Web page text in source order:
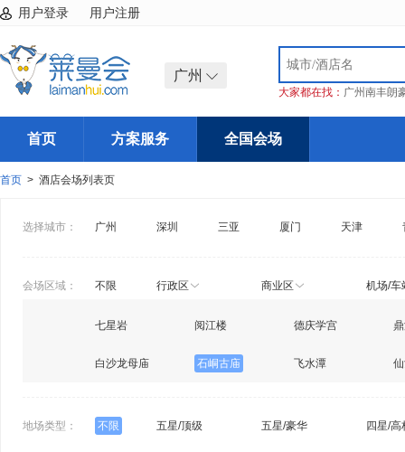
用户登录 用户注册
广州
大家都在找： 广州南丰朗
首页 方案服务 全国会场
首页 > 酒店会场列表页
选择城市： 广州 深圳 三亚 厦门 天津
会场区域： 不限 行政区 商业区 机场/车
七星岩 阅江楼 德庆学宫
白沙龙母庙 石峒古庙 飞水潭
地场类型： 不限 五星/顶级 五星/豪华 四星/高